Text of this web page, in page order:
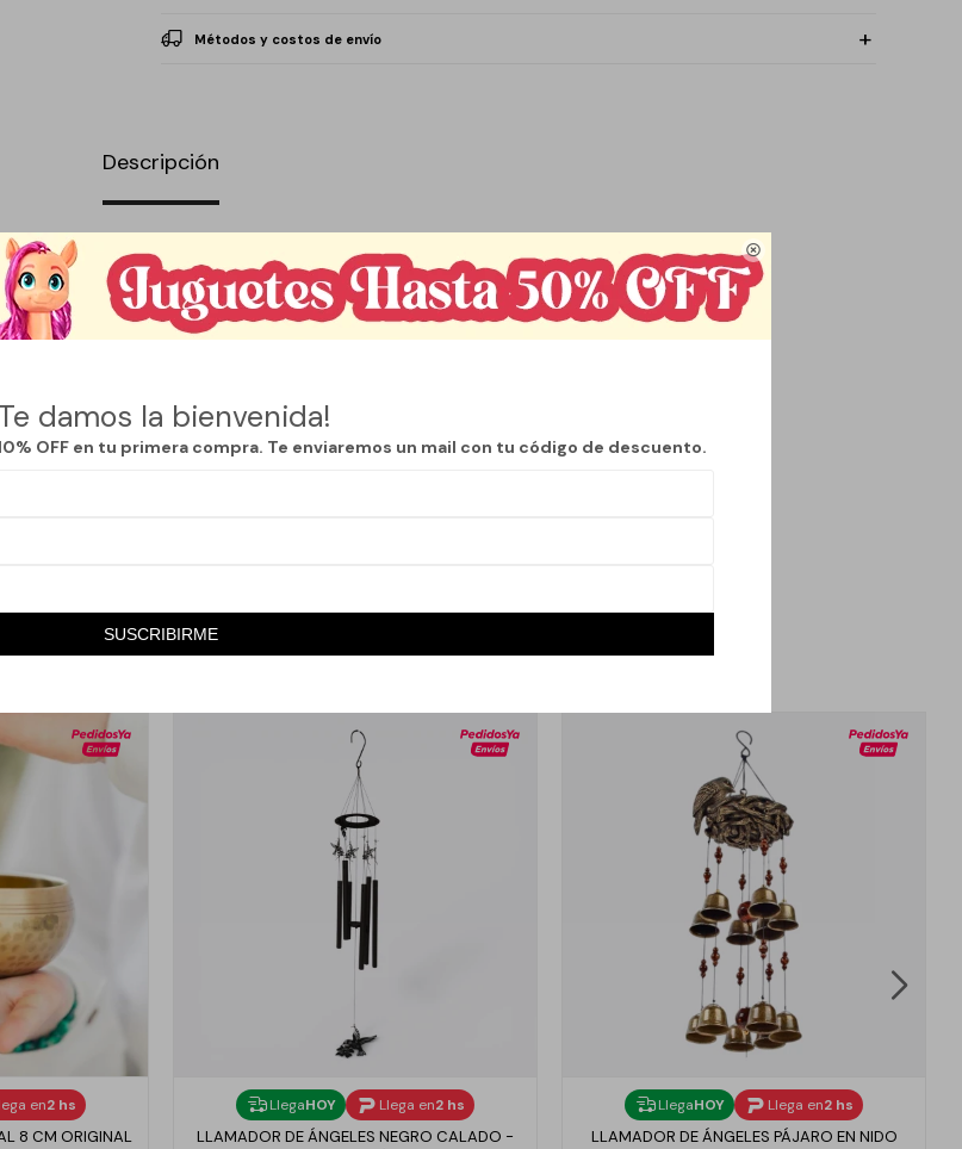

damos la bienvenida!
OFF en tu primera compra. Te enviaremos un mail con tu código de descuento.
SUSCRIBIRME
Métodos y costos de envío
Descripción
ambientada en época navideña, con detalles realistas que cobran vida
y sonido. Su diseño cuidadosamente elaborado aporta un efecto
crear un ambiente festivo y acogedor en el hogar, vidrieras o espacios de
La integración de luz y sonido genera una experiencia inmersiva, perfecta
o acompañar escenas navideñas más amplias.
una superficie firme en interiores, alejada de la humedad y de la exposición
en una sola presentación.
en2 hs
8 CM ORIGINAL
LlegaHOY Llega en2 hs
LLAMADOR DE ÁNGELES NEGRO CALADO -
LlegaHOY Llega en2 hs
LLAMADOR DE ÁNGELES PÁJARO EN NIDO